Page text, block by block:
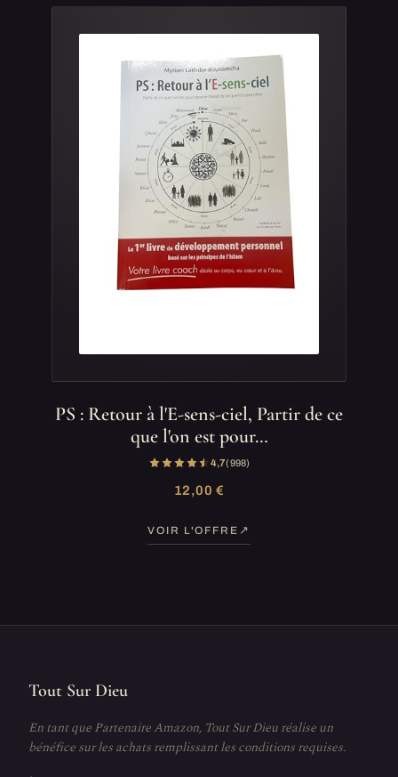
PS : Retour à l'E-sens-ciel, Partir de ce
que l'on est pour…
4,7(998)
12,00 €
VOIR L'OFFRE
Tout Sur Dieu
En tant que Partenaire Amazon, Tout Sur Dieu réalise un
bénéfice sur les achats remplissant les conditions requises.